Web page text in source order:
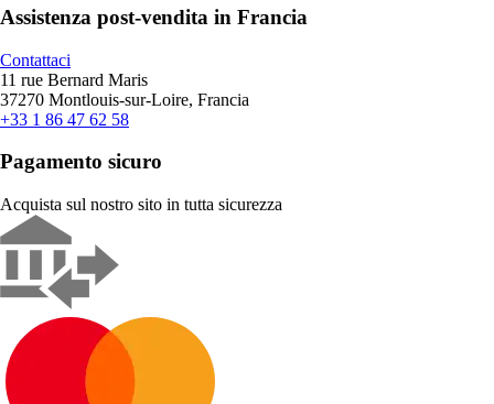
Assistenza post-vendita in Francia
Contattaci
11 rue Bernard Maris
37270 Montlouis-sur-Loire, Francia
+33 1 86 47 62 58
Pagamento sicuro
Acquista sul nostro sito in tutta sicurezza